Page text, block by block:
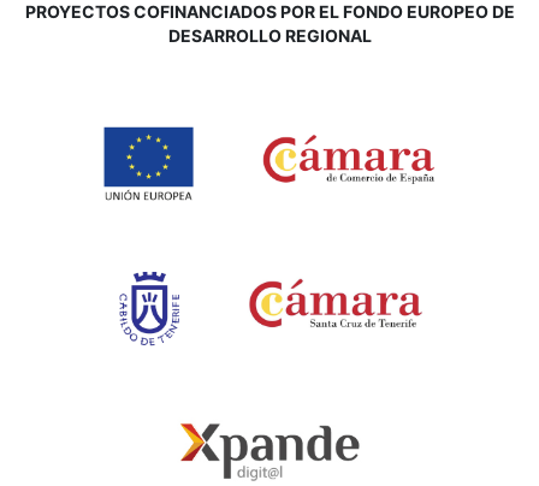
PROYECTOS COFINANCIADOS POR EL FONDO EUROPEO DE
DESARROLLO REGIONAL